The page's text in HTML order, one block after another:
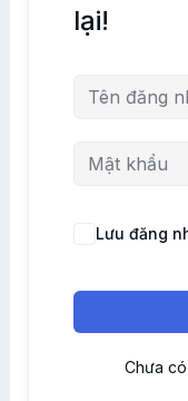
lại!
Lưu đăng
Chưa